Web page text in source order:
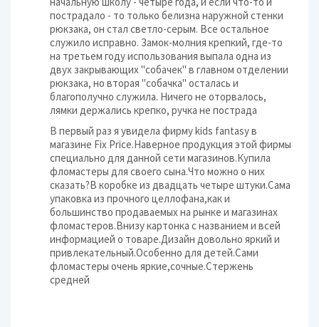
пострадало - то только белизна наружной стенки
рюкзака, он стал светло-серым. Все остальное
служило исправно. Замок-молния крепкий, где-то
на третьем году использования выпала одна из
двух закрывающих "собачек" в главном отделении
рюкзака, но вторая "собачка" осталась и
благополучно служила. Ничего не оторвалось,
лямки держались крепко, ручка не пострада
В первый раз я увидела фирму kids fantasy в
магазине Fix Price.Наверное продукция этой фирмы
специально для данной сети магазинов.Купила
фломастеры для своего сына.Что можно о них
сказать?В коробке из двадцать четыре штуки.Сама
упаковка из прочного целлофана,как и
большинство продаваемых на рынке и магазинах
фломастеров.Внизу картонка с названием и всей
информацией о товаре.Дизайн довольно яркий и
привлекательный.Особенно для детей.Сами
фломастеры очень яркие,сочные.Стержень
средней